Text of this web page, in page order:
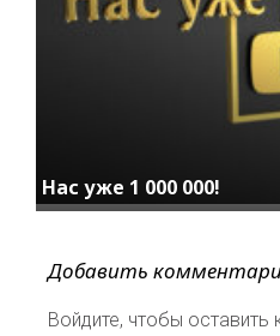
Нас уже 1 000 000!
Добавить
Войдите, чтобы оставить